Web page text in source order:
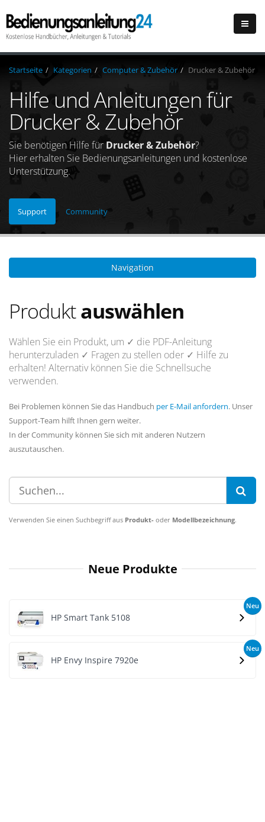
Startseite Kategorien Computer & Zubehör Drucker & Zubehör
Hilfe und Anleitungen für
Drucker & Zubehör
Sie benötigen Hilfe für Drucker & Zubehör?
Hier erhalten Sie Bedienungsanleitungen und kostenlose
Unterstützung.
Support Community
Navigation
Produktauswählen
Wählen Sie ein Produkt, um ✓ die PDF-Anleitung
herunterzuladen ✓ Fragen zu stellen oder ✓ Hilfe zu
erhalten! Alternativ können Sie die Schnellsuche
verwenden.
Bei Problemen können Sie das Handbuch per E-Mail anfordern. Unser
Support-Team hilft Ihnen gern weiter.
In der Community können Sie sich mit anderen Nutzern
auszutauschen.
Verwenden Sie einen Suchbegriff aus Produkt- oder Modellbezeichnung.
Neue Produkte
Neu
HP Smart Tank 5108
Neu
HP Envy Inspire 7920e